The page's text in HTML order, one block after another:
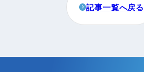
記事一覧へ戻る